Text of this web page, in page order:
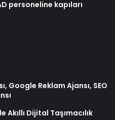
personeline kapıları
Google Reklam Ajansı, SEO
Akıllı Dijital Taşımacılık